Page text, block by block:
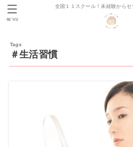
全国１１スクール！未経験からセ
MENU
＃生活習慣